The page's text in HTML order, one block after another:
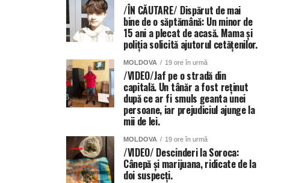
/ÎN CĂUTARE/ Dispărut de mai
bine de o săptămână: Un minor de
15 ani a plecat de acasă. Mama și
poliția solicită ajutorul cetățenilor.
MOLDOVA 19 ore în urmă
/VIDEO/Jaf pe o stradă din
capitală. Un tânăr a fost reținut
după ce ar fi smuls geanta unei
persoane, iar prejudiciul ajunge la
mii de lei.
MOLDOVA 19 ore în urmă
/VIDEO/ Descinderi la Soroca:
Cânepă și marijuana, ridicate de la
doi suspecți.